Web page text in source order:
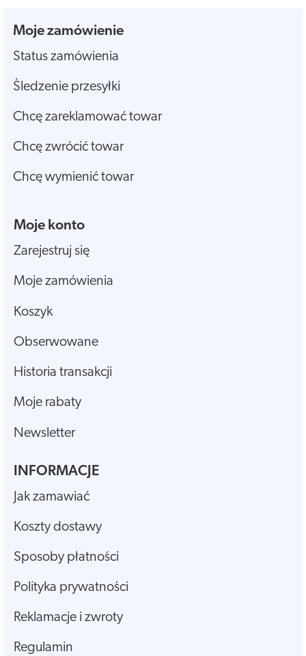
Moje zamówienie
Status zamówienia
Śledzenie przesyłki
Chcę zareklamować towar
Chcę zwrócić towar
Chcę wymienić towar
Moje konto
Zarejestruj się
Moje zamówienia
Koszyk
Obserwowane
Historia transakcji
Moje rabaty
Newsletter
INFORMACJE
Jak zamawiać
Koszty dostawy
Sposoby płatności
Polityka prywatności
Reklamacje i zwroty
Regulamin